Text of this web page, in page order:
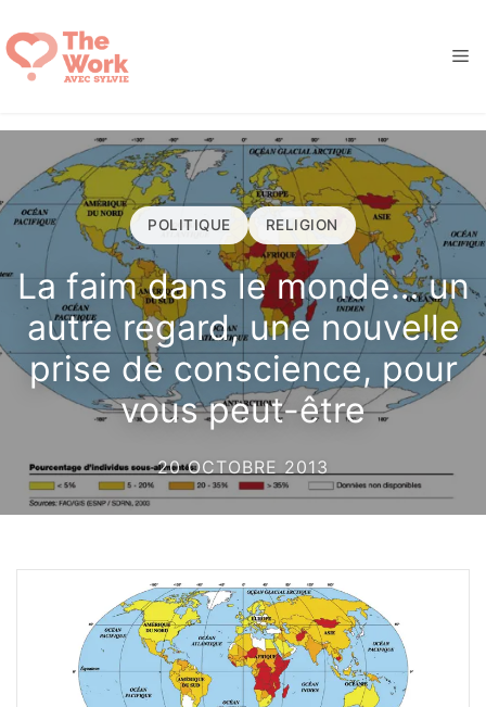
au
contenu
POLITIQUE RELIGION
La faim dans le monde… un
autre regard, une nouvelle
prise de conscience, pour
vous peut-être
20 OCTOBRE 2013